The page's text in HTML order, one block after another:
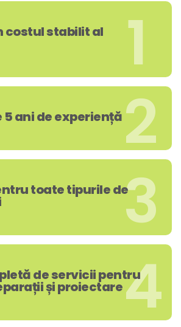
1
costul stabilit al
2
5 ani de experiență
3
toate tipurile de
4
de servicii pentru
și proiectare